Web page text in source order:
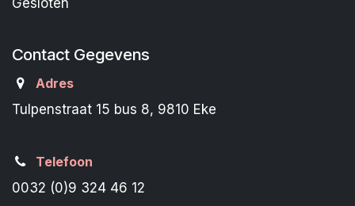
Gesloten
Contact Gegevens
Adres
Tulpenstraat 15 bus 8, 9810 Eke
Telefoon
0032 (0)9 324 46 12